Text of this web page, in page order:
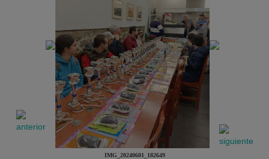
IMG_20240601_182649